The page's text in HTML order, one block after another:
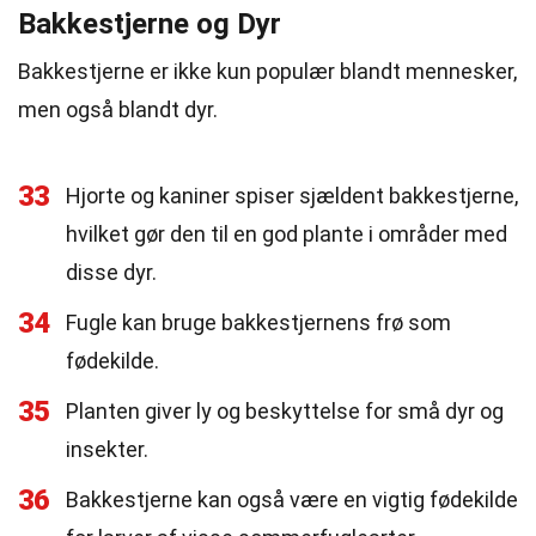
Bakkestjerne og Dyr
Bakkestjerne er ikke kun populær blandt mennesker,
men også blandt dyr.
33
Hjorte og kaniner spiser sjældent bakkestjerne,
hvilket gør den til en god plante i områder med
disse dyr.
34
Fugle kan bruge bakkestjernens frø som
fødekilde.
35
Planten giver ly og beskyttelse for små dyr og
insekter.
36
Bakkestjerne kan også være en vigtig fødekilde